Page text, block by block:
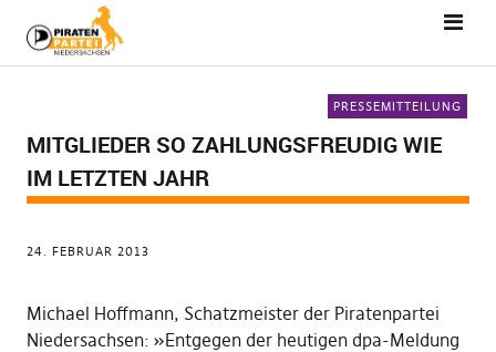
PRESSEMITTEILUNG
MITGLIEDER SO ZAHLUNGSFREUDIG WIE
IM LETZTEN JAHR
24. FEBRUAR 2013
Michael Hoffmann, Schatzmeister der Piratenpartei
Niedersachsen: »Entgegen der heutigen dpa-Meldung